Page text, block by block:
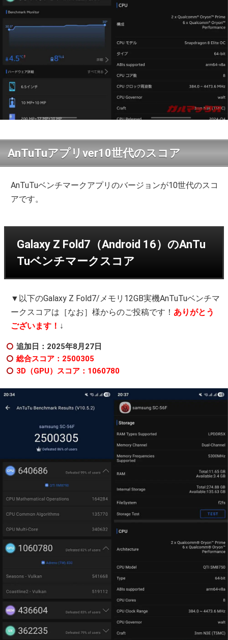
AnTuTuアプリver10世代のスコア
AnTuTuベンチマークアプリのバージョンが10世代のスコ
アです。
Galaxy Z Fold7（Android 16）のAnTu
Tuベンチマークスコア
▼以下のGalaxy Z Fold7/メモリ12GB実機AnTuTuベンチマ
ークスコアは［なお］様からのご投稿です！ ありがとう
ございます！ ↓
追加日：2025年8月27日
総合スコア：2500305
3D（GPU）スコア：1060780